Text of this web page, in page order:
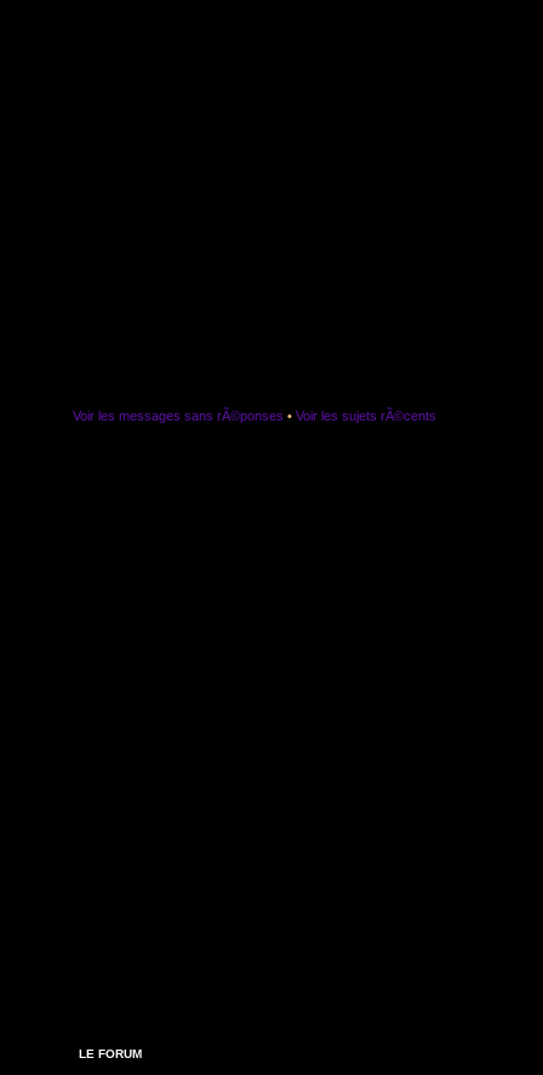
Voir les messages sans rÃ©ponses • Voir les sujets rÃ©cents
LE FORUM